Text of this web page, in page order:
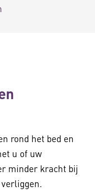
rond het bed en
u of uw
minder kracht bij